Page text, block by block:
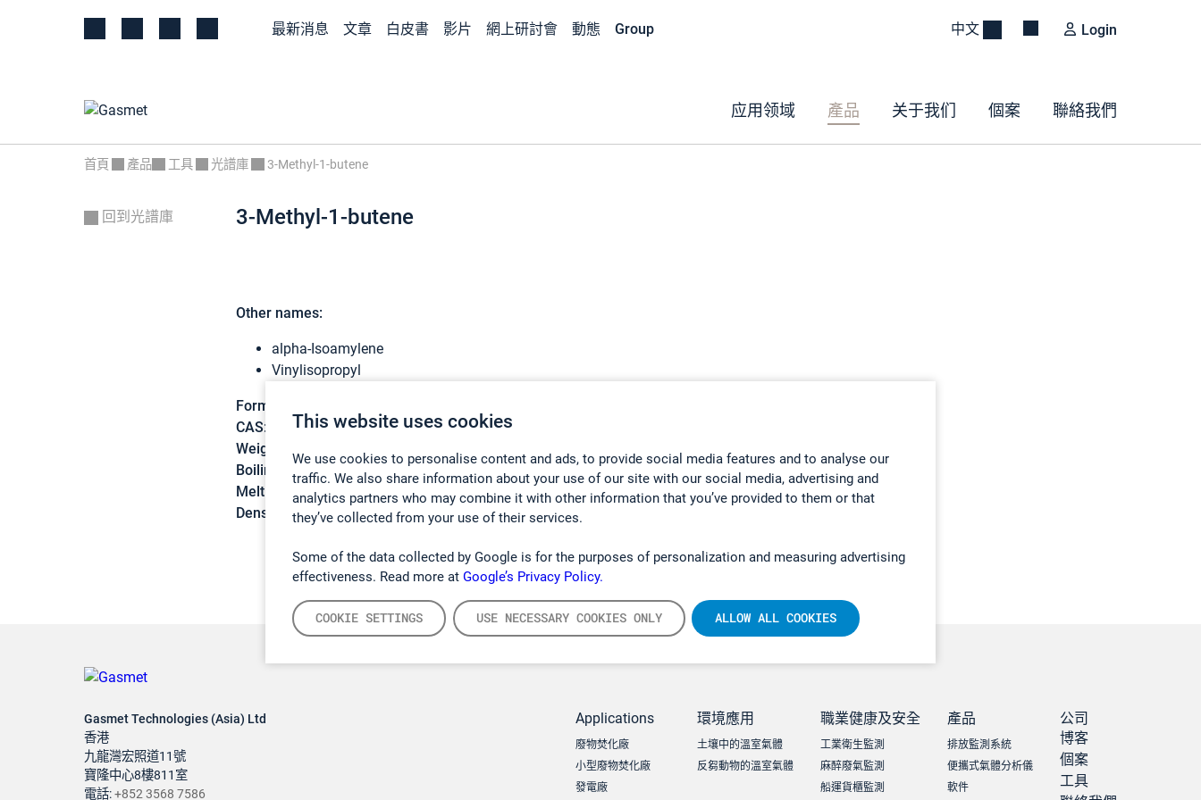
This website uses cookies
We use cookies to personalise content and ads, to provide social media features and to analyse our
traffic. We also share information about your use of our site with our social media, advertising and
analytics partners who may combine it with other information that you’ve provided to them or that
they’ve collected from your use of their services.
Some of the data collected by Google is for the purposes of personalization and measuring advertising
effectiveness. Read more at Google’s Privacy Policy.
COOKIE SETTINGS USE NECESSARY COOKIES ONLY ALLOW ALL COOKIES
最新消息 文章 白皮書 影片 網上研討會 動態 Group 中文 Login
应用领域 產品 关于我们 個案 聯絡我們
首頁 產品 工具 光譜庫 3-Methyl-1-butene
回到光譜庫 3-Methyl-1-butene
Other names:
alpha-Isoamylene
Vinylisopropyl
Formula:
CAS:
563-45-1
Weight:
70,13 g/mol
Boiling point: 20,1 °C
Melting point:-168,5 °C
Density:
0,627 g/cm3
Gasmet Technologies (Asia) Ltd
香港
九龍灣宏照道11號
寶隆中心8樓811室
電話:+852 3568 7586
Applications
廢物焚化廠
小型廢物焚化廠
發電廠
環境應用
土壤中的溫室氣體
反芻動物的溫室氣體
職業健康及安全
工業衛生監測
麻醉廢氣監測
船運貨櫃監測
產品
排放監測系統
便攜式氣體分析儀
軟件
公司
博客
個案
工具